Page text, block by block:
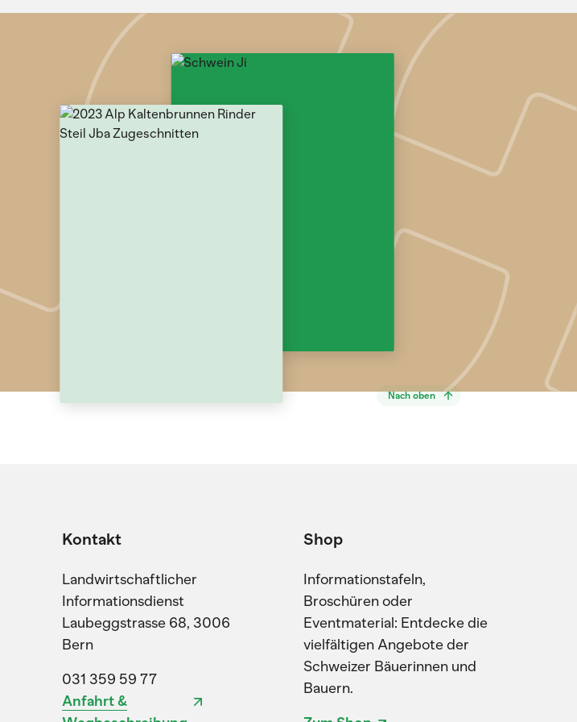
Nach oben
Kontakt
Landwirtschaftlicher
Informationsdienst
Laubeggstrasse 68, 3006
Bern
031 359 59 77
Anfahrt &
Shop
Informationstafeln,
Broschüren oder
Eventmaterial: Entdecke die
vielfältigen Angebote der
Schweizer Bäuerinnen und
Bauern.